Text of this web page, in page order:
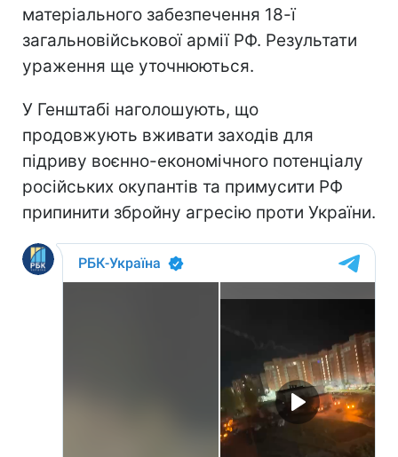
матеріального забезпечення 18-ї
загальновійськової армії РФ. Результати
ураження ще уточнюються.
У Генштабі наголошують, що
продовжують вживати заходів для
підриву воєнно-економічного потенціалу
російських окупантів та примусити РФ
припинити збройну агресію проти України.